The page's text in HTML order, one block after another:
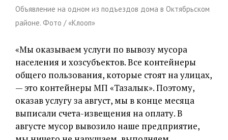
Объявление на одном из подъездов дома в Октябрьском
районе. Фото / «Клооп»
«Мы оказываем услуги по вывозу мусора
населения и хозсубъектов. Все контейнеры
общего пользования, которые стоят на улицах,
— это контейнеры МП «Тазалык». Поэтому,
оказав услугу за август, мы в конце месяца
выписали счета-извещения на оплату. В
августе мусор вывозило наше предприятие,